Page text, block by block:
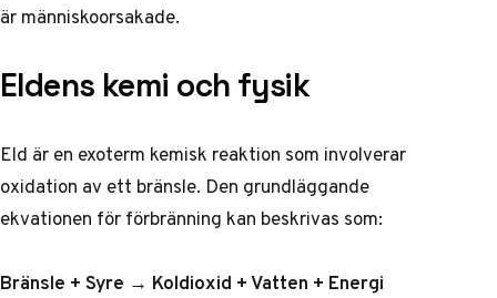
är människoorsakade.
Eldens kemi och fysik
Eld är en exoterm kemisk reaktion som involverar
oxidation av ett bränsle. Den grundläggande
ekvationen för förbränning kan beskrivas som:
Bränsle + Syre → Koldioxid + Vatten + Energi